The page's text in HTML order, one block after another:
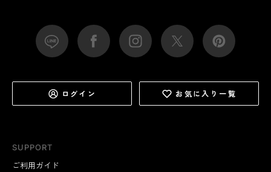
SUPPORT
ご利用ガイド
ログイン お気に入り一覧